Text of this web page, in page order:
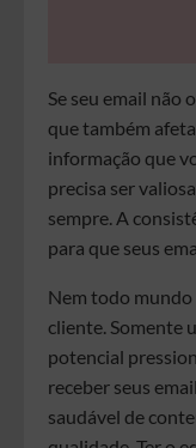
Se seu email não
que também
informação que
precisa ser
sempre. A
para que seus
Nem todo mundo
cliente. Somente
potencial
receber seus
saudável de